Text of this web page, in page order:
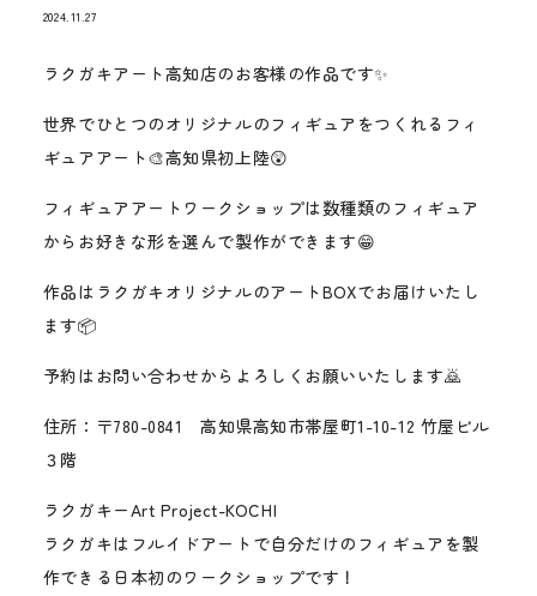
2024.11.27
ラクガキアート高知店のお客様の作品です✨
世界でひとつのオリジナルのフィギュアをつくれるフィ
ギュアアート🎨高知県初上陸😲
フィギュアアートワークショップは数種類のフィギュア
からお好きな形を選んで製作ができます😁
作品はラクガキオリジナルのアートBOXでお届けいたし
ます📦
予約はお問い合わせからよろしくお願いいたします🙇
住所：〒780-0841 高知県高知市帯屋町1-10-12 竹屋ビル
３階
ラクガキーArt Project-KOCHI
ラクガキはフルイドアートで自分だけのフィギュアを製
作できる日本初のワークショップです！